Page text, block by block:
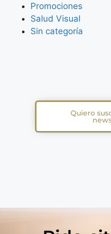
Promociones
Salud Visual
Sin categoría
Quiero